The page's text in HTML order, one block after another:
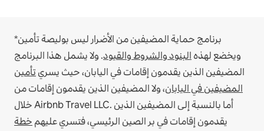
*برنامج حماية المضيفين من الأضرار ليس بوليصة تأمين
ويخضع لهذه البنود والشروط والقيود. ولا يشمل هذا البرنامج
المضيفين الذين يقدمون إقامات في اليابان، حيث يسري تأمين
المضيفين في اليابان، ولا المضيفين الذين يقدمون إقامات من
خلال Airbnb Travel LLC. أما بالنسبة إلى المضيفين الذين
يقدمون إقامات في بر الصين الرئيسي، فتسري عليهم خطة